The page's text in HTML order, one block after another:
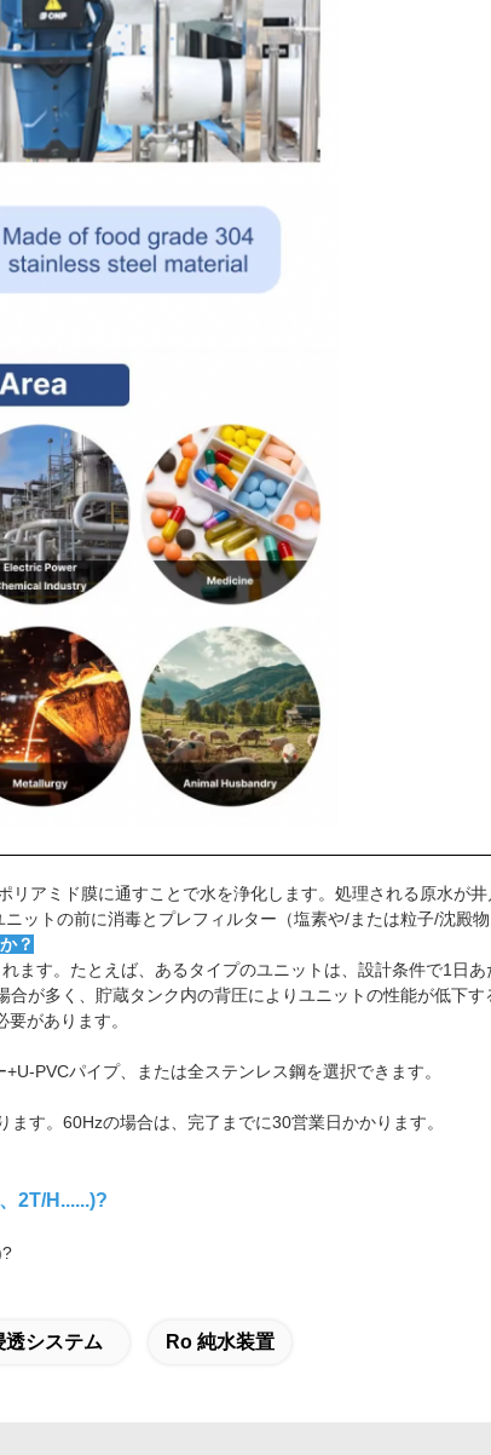
アミド膜に通すことで水を浄化します。処理される原水が
ットの前に消毒とプレフィルター（塩素や/または粒子/沈殿
？
ます。たとえば、あるタイプのユニットは、設計条件で1日
が多く、貯蔵タンク内の背圧によりユニットの性能が低下
があります。
PVCパイプ、または全ステンレス鋼を選択できます。
す。60Hzの場合は、完了までに30営業日かかります。
2T/H......)?
透システム Ro 純水装置